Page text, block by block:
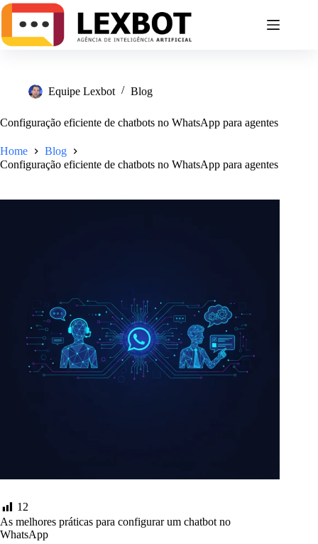
Equipe Lexbot Blog
Configuração eficiente de chatbots no WhatsApp para agentes
Home
Blog
Configuração eficiente de chatbots no WhatsApp para agentes
12
As melhores práticas para configurar um chatbot no
WhatsApp